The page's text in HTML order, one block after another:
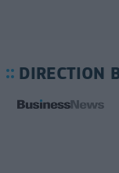
DIRECTION